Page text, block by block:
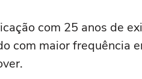
com 25 anos de
com maior frequência